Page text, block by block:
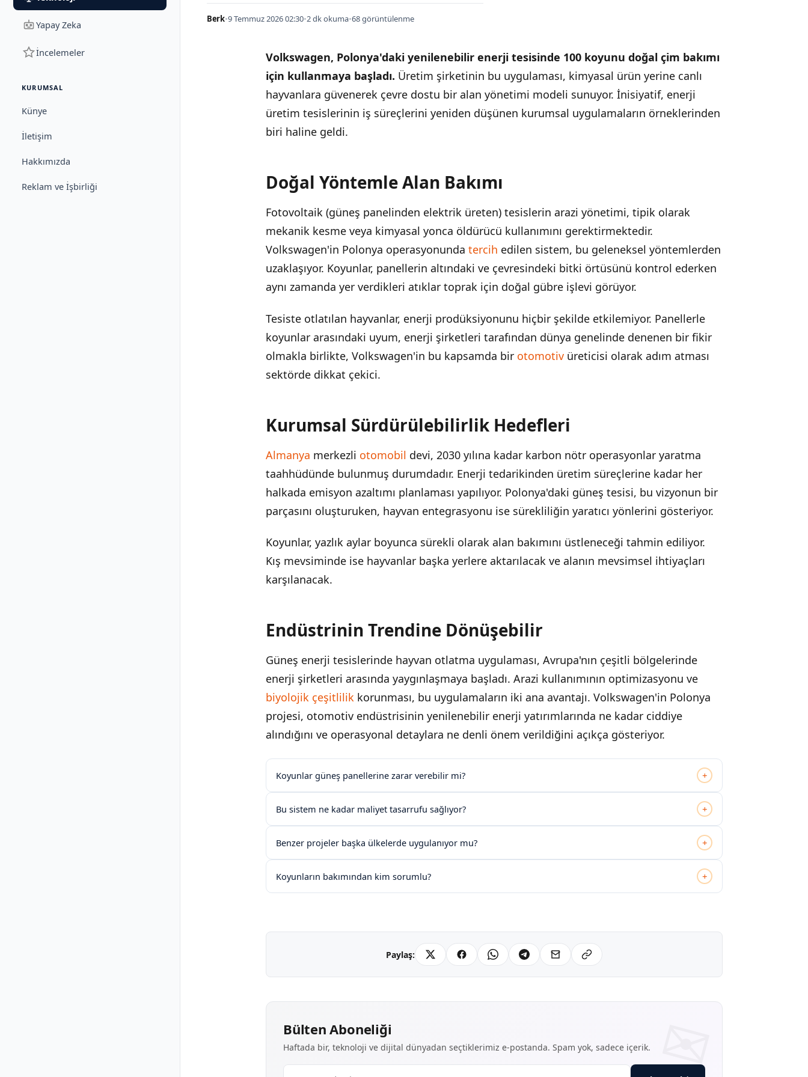
Yapay Zeka
İncelemeler
KURUMSAL
Künye
İletişim
Hakkımızda
Reklam ve İşbirliği
Berk•9 Temmuz 2026 02:30•2 dk okuma•68 görüntülenme
Volkswagen, Polonya'daki yenilenebilir enerji tesisinde 100 koyunu doğal çim bakımı
için kullanmaya başladı. Üretim şirketinin bu uygulaması, kimyasal ürün yerine canlı
hayvanlara güvenerek çevre dostu bir alan yönetimi modeli sunuyor. İnisiyatif, enerji
üretim tesislerinin iş süreçlerini yeniden düşünen kurumsal uygulamaların örneklerinden
biri haline geldi.
İÇINDEKILER ›
Doğal Yöntemle Alan Bakımı
Endüstrinin Trendine Dönüşebilir
Doğal Yöntemle Alan Bakımı
Fotovoltaik (güneş panelinden elektrik üreten) tesislerin arazi yönetimi, tipik olarak
mekanik kesme veya kimyasal yonca öldürücü kullanımını gerektirmektedir.
Volkswagen'in Polonya operasyonunda tercih edilen sistem, bu geleneksel yöntemlerden
uzaklaşıyor. Koyunlar, panellerin altındaki ve çevresindeki bitki örtüsünü kontrol ederken
aynı zamanda yer verdikleri atıklar toprak için doğal gübre işlevi görüyor.
Tesiste otlatılan hayvanlar, enerji prodüksiyonunu hiçbir şekilde etkilemiyor. Panellerle
koyunlar arasındaki uyum, enerji şirketleri tarafından dünya genelinde denenen bir fikir
olmakla birlikte, Volkswagen'in bu kapsamda bir otomotiv üreticisi olarak adım atması
sektörde dikkat çekici.
Kurumsal Sürdürülebilirlik Hedefleri
Almanya merkezli otomobil devi, 2030 yılına kadar karbon nötr operasyonlar yaratma
taahhüdünde bulunmuş durumdadır. Enerji tedarikinden üretim süreçlerine kadar her
halkada emisyon azaltımı planlaması yapılıyor. Polonya'daki güneş tesisi, bu vizyonun bir
parçasını oluşturuken, hayvan entegrasyonu ise sürekliliğin yaratıcı yönlerini gösteriyor.
Koyunlar, yazlık aylar boyunca sürekli olarak alan bakımını üstleneceği tahmin ediliyor.
Kış mevsiminde ise hayvanlar başka yerlere aktarılacak ve alanın mevsimsel ihtiyaçları
karşılanacak.
Endüstrinin Trendine Dönüşebilir
Güneş enerji tesislerinde hayvan otlatma uygulaması, Avrupa'nın çeşitli bölgelerinde
enerji şirketleri arasında yaygınlaşmaya başladı. Arazi kullanımının optimizasyonu ve
biyolojik çeşitlilik korunması, bu uygulamaların iki ana avantajı. Volkswagen'in Polonya
projesi, otomotiv endüstrisinin yenilenebilir enerji yatırımlarında ne kadar ciddiye
alındığını ve operasyonal detaylara ne denli önem verildiğini açıkça gösteriyor.
Koyunlar güneş panellerine zarar verebilir mi? +
Bu sistem ne kadar maliyet tasarrufu sağlıyor? +
Benzer projeler başka ülkelerde uygulanıyor mu? +
Koyunların bakımından kim sorumlu? +
Paylaş:
Bülten Aboneliği
Haftada bir, teknoloji ve dijital dünyadan seçtiklerimiz e-postanda. Spam yok, sadece içerik.